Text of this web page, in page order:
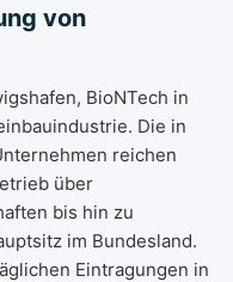
von
BioNTech in
Die in
reichen
über
bis hin zu
im Bundesland.
Eintragungen in